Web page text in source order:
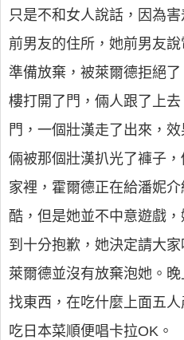
只是不和女人說話，因為
前男友的住所，她前男友
準備放棄，被萊爾德拒絕
樓打開了門，倆人跟了上
門，一個壯漢走了出來，
倆被那個壯漢扒光了褲子
家裡，霍爾德正在給潘妮
酷，但是她並不中意遊戲
到十分抱歉，她決定請大
萊爾德並沒有放棄泡她。
找東西，在吃什麼上面五
吃日本菜順便唱卡拉OK。